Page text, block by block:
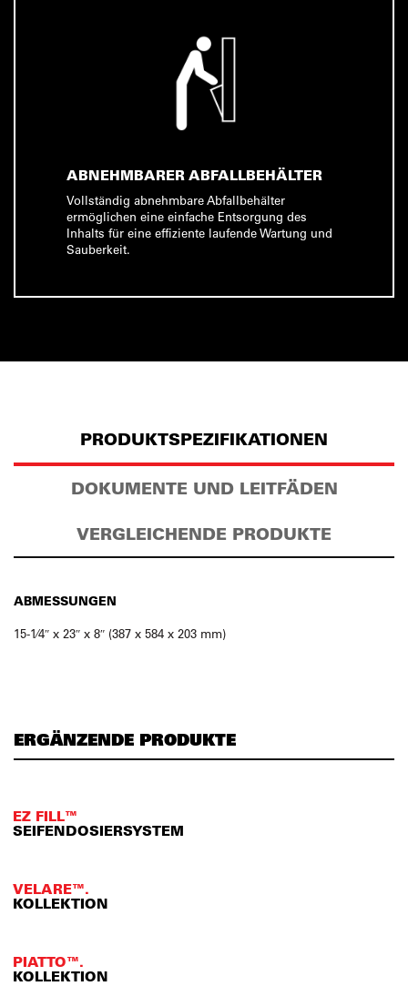
ABNEHMBARER ABFALLBEHÄLTER
Vollständig abnehmbare Abfallbehälter
ermöglichen eine einfache Entsorgung des
Inhalts für eine effiziente laufende Wartung und
Sauberkeit.
PRODUKTSPEZIFIKATIONEN
DOKUMENTE UND LEITFÄDEN
VERGLEICHENDE PRODUKTE
ABMESSUNGEN
15-1⁄4″ x 23″ x 8″ (387 x 584 x 203 mm)
ERGÄNZENDE PRODUKTE
EZ FILL™
SEIFENDOSIERSYSTEM
VELARE™.
KOLLEKTION
PIATTO™.
KOLLEKTION